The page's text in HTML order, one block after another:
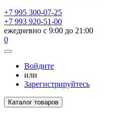
+7 995 300-07-25
+7 993 920-51-00
ежедневно с 9:00 до 21:00
0
Войдите
или
Зарегистрируйтесь
Каталог товаров